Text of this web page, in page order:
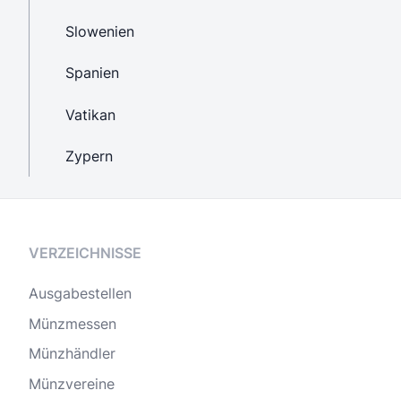
Slowenien
Spanien
Vatikan
Zypern
VERZEICHNISSE
Ausgabestellen
Münzmessen
Münzhändler
Münzvereine